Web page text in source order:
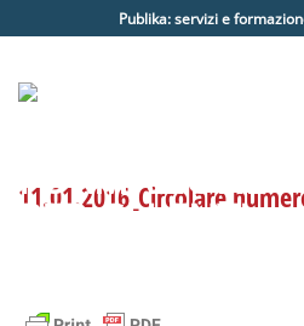
ai
Publika: servizi e
11.01.2016_Circolare